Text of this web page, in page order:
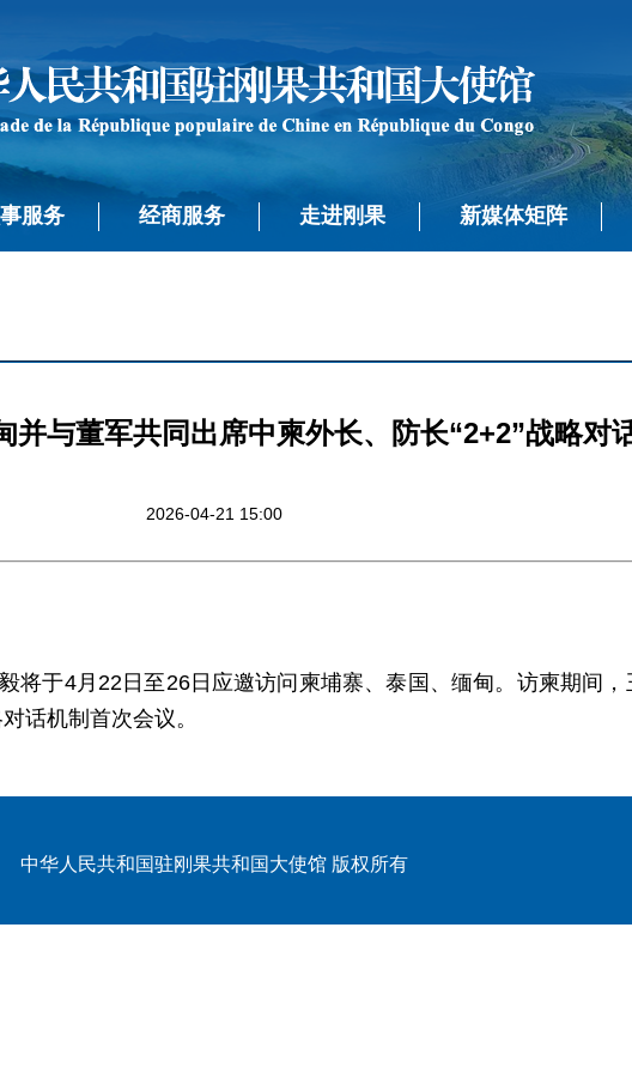
服务 经商服务 走进刚果 新媒体矩阵
并与董军共同出席中柬外长、防长“2+2”战略对
2026-04-21 15:00
将于4月22日至26日应邀访问柬埔寨、泰国、缅甸。访柬期间
话机制首次会议。
中华人民共和国驻刚果共和国大使馆 版权所有